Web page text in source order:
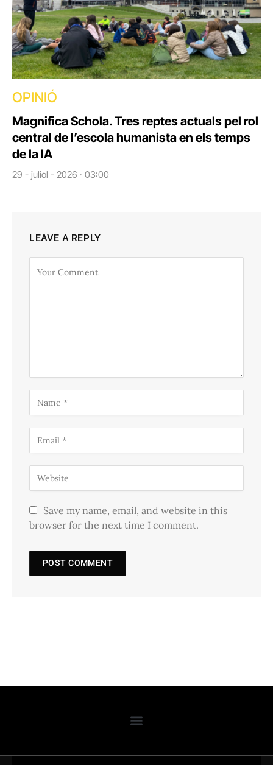
OPINIÓ
Magnifica Schola. Tres reptes actuals pel rol
central de l’escola humanista en els temps
de la IA
29 - juliol - 2026 · 03:00
LEAVE A REPLY
Save my name, email, and website in this
browser for the next time I comment.